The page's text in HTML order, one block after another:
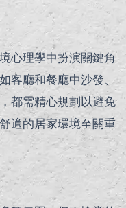
心理學中扮演關鍵角
客廳和餐廳中沙發、
都需精心規劃以避免
適的居家環境至關重